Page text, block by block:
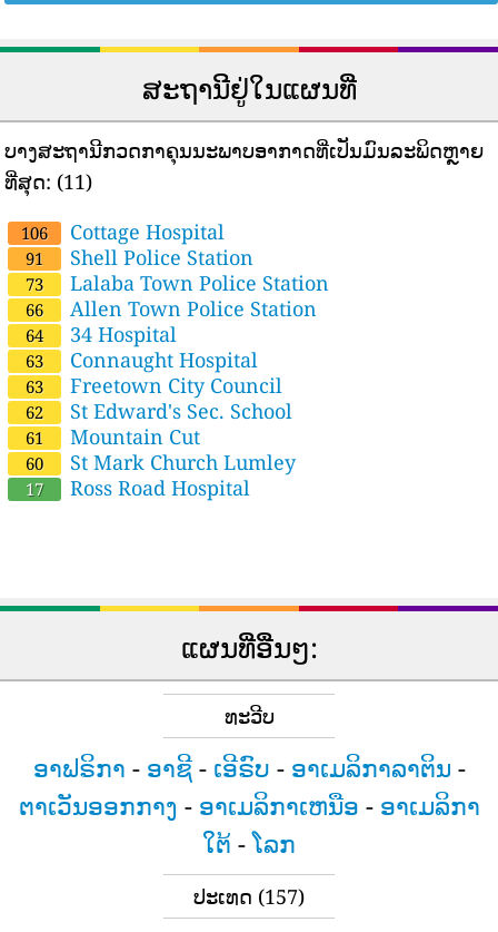
ສະຖານີຢູ່ໃນແຜນທີ່
ບາງສະຖານີກວດກາຄຸນນະພາບອາກາດທີ່ເປັນມົນລະພິດຫຼາຍ
ທີ່ສຸດ: (11)
106 Cottage Hospital
91 Shell Police Station
73 Lalaba Town Police Station
66 Allen Town Police Station
64 34 Hospital
63 Connaught Hospital
63 Freetown City Council
62 St Edward's Sec. School
61 Mountain Cut
60 St Mark Church Lumley
17 Ross Road Hospital
ແຜນທີ່ອື່ນໆ:
ທະວີບ
ອາຟຣິກາ - ອາຊີ- ເອີຣົບ - ອາເມລິກາລາຕິນ -
ຕາເວັນອອກກາງ - ອາເມລິກາເຫນືອ - ອາເມລິກາ
ໃຕ້ -ໂລກ
ປະເທດ (157)